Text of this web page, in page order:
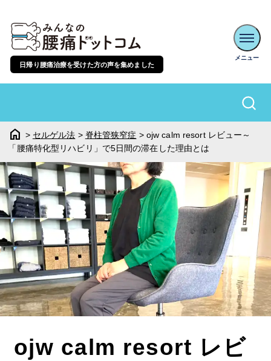
日帰り腰痛治療を受けた方の声を集めました
home > セルゲル法 > 脊柱管狭窄症 > ojw calm resort レビュー～
「腰痛特化型リハビリ」で5日間の滞在した理由とは
ojw calm resort レビ